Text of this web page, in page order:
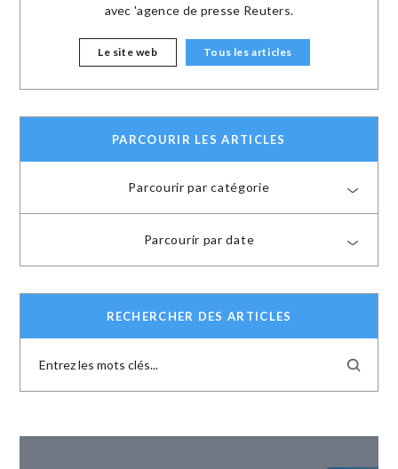
avec 'agence de presse Reuters.
Le site web Tous les articles
PARCOURIR LES ARTICLES
Parcourir par catégorie
Parcourir par date
RECHERCHER DES ARTICLES